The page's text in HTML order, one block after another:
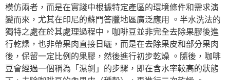
模仿兩者，而是在實踐中根據特定產區的環境條件和需求演
變而來，尤其在印尼的蘇門答臘地區廣泛應用 。半水洗法的
獨特之處在於其處理過程中，咖啡豆並非完全去除果膠後進
行乾燥，也非帶果肉直接日曬，而是在去除果皮和部分果肉
後，保留一定比例的果膠，然後進行初步乾燥 。隨後，咖啡
豆會經過一個稱為「濕剝」的步驟，即在含水率較高的狀態